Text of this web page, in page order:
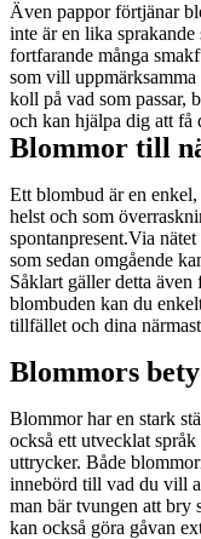
Även pappor förtjänar
inte är en lika
fortfarande många
som vill uppmärksamma sin pappa
koll på vad som passar,
och kan hjälpa dig att få
Blommor till
Ett blombud är en
helst och som
spontanpresent.Via
som sedan omgående
Såklart gäller detta
blombuden kan du
tillfället och dina
Blommors
Blommor har en stark
också ett utvecklat
uttrycker. Både
innebörd till vad du vill
man bär tvungen att bry
kan också göra gåvan extra speciell.